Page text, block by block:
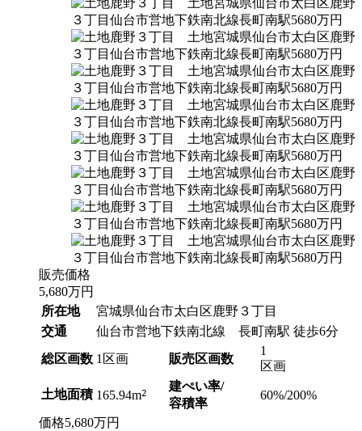
販売価格
5,680万円
所在地
宮城県仙台市太白区鹿野３丁目
交通
仙台市営地下鉄南北線 長町南駅 徒歩6分
総区画数 1区画 販売区画数
1
区画
土地面積 165.94m2
建ぺい率/
容積率
60%/200%
価格5,680万円